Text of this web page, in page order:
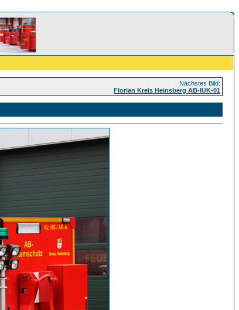
Nächstes Bild:
Florian Kreis Heinsberg AB-IUK-01